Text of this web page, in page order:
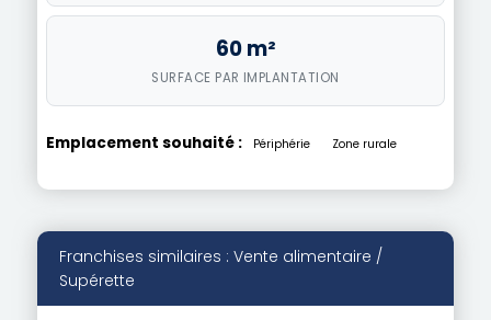
60 m²
SURFACE PAR IMPLANTATION
Emplacement souhaité : Périphérie Zone rurale
Franchises similaires : Vente alimentaire /
Supérette